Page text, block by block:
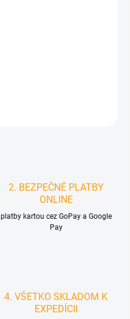
2. BEZPEČNÉ PLATBY
ONLINE
platby kartou cez GoPay a Google
Pay
4. VŠETKO SKLADOM K
EXPEDÍCII